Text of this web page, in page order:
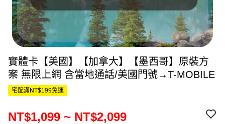
實體卡【美國】【加拿大】【墨西哥】原裝方
案 無限上網 含當地通話/美國門號→T-MOBILE
宅配滿NT$199免運
NT$1,099 ~ NT$2,099